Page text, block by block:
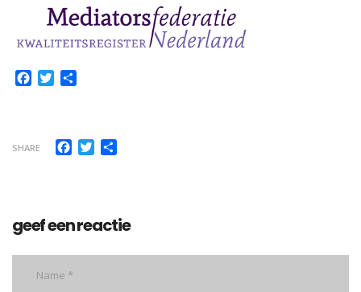
Facebook
Twitter
SHARE Facebook
Twitter
geef een reactie